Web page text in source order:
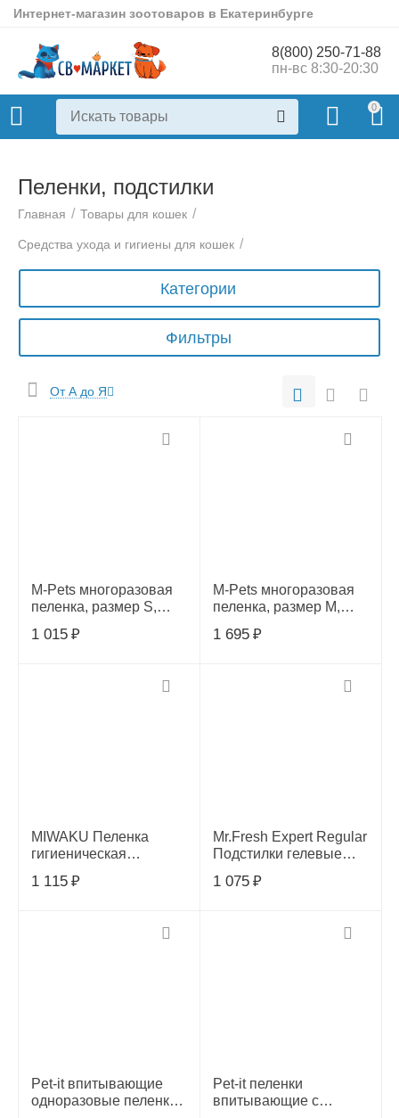
Интернет-магазин зоотоваров в Екатеринбурге
8(800) 250-71-88
пн-вс 8:30-20:30
0
Пеленки, подстилки
Главная / Товары для кошек /
Средства ухода и гигиены для кошек /
Категории
Фильтры
От А до Я
M-Pets многоразовая
пеленка, размер S,
1 015 ₽
M-Pets многоразовая
пеленка, размер М,
1 695 ₽
MIWAKU Пеленка
гигиеническая
суперабсорбентом,
1 115 ₽
Mr.Fresh Expert Regular
Подстилки гелевые
собак и кошек, размер
1 075 ₽
Pet-it впитывающие
одноразовые пеленки
Pet-it пеленки
впитывающие с